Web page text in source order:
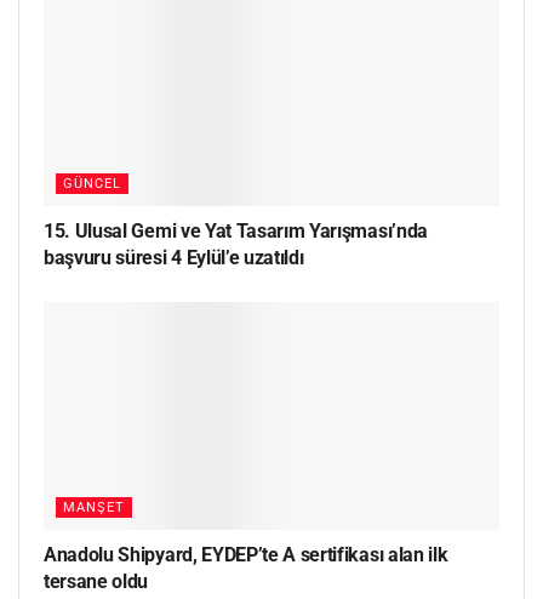
GÜNCEL
15. Ulusal Gemi ve Yat Tasarım Yarışması’nda
başvuru süresi 4 Eylül’e uzatıldı
MANŞET
Anadolu Shipyard, EYDEP’te A sertifikası alan ilk
tersane oldu